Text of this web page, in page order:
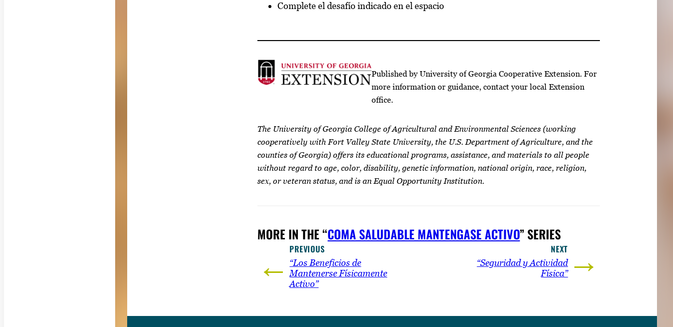
Complete el desafío indicado en el espacio
Published by University of Georgia Cooperative Extension. For
more information or guidance, contact your local Extension
office.
The University of Georgia College of Agricultural and Environmental Sciences (working
cooperatively with Fort Valley State University, the U.S. Department of Agriculture, and the
counties of Georgia) offers its educational programs, assistance, and materials to all people
without regard to age, color, disability, genetic information, national origin, race, religion,
sex, or veteran status, and is an Equal Opportunity Institution.
MORE IN THE “COMA SALUDABLE MANTENGASE ACTIVO” SERIES
←PREVIOUS
“Los Beneficios de
Mantenerse Físicamente
Activo”
NEXT
“Seguridad y Actividad
Física”→